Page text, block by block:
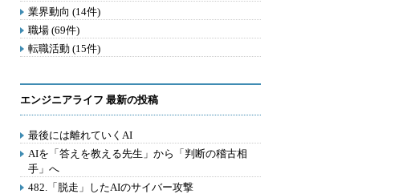
業界動向 (14件)
職場 (69件)
転職活動 (15件)
エンジニアライフ 最新の投稿
最後には離れていくAI
AIを「答えを教える先生」から「判断の稽古相
手」へ
482.「脱走」したAIのサイバー攻撃